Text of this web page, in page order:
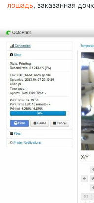
лошадь, заказанная